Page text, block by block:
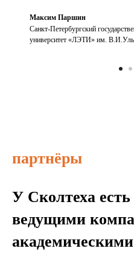
Максим Паршин
Санкт-Петербургский
университет «ЛЭТИ» им.
партнёры
У Сколтеха
ведущими